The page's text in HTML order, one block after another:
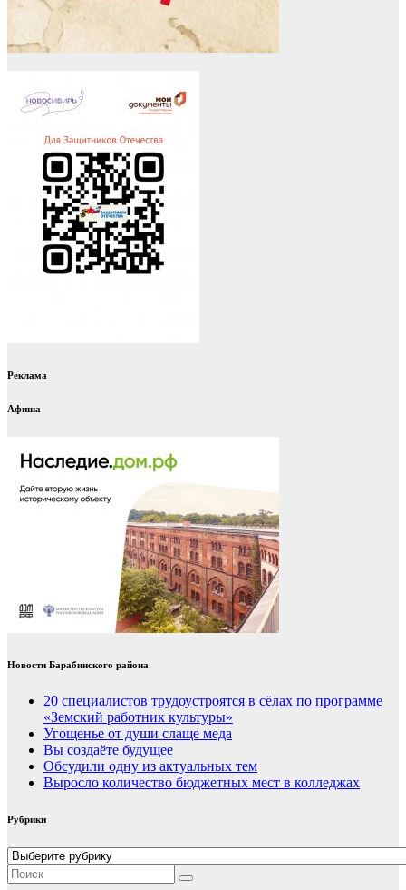
Реклама
Афиша
Новости Барабинского района
20 специалистов трудоустроятся в сёлах по программе
«Земский работник культуры»
Угощенье от души слаще меда
Вы создаёте будущее
Обсудили одну из актуальных тем
Выросло количество бюджетных мест в колледжах
Рубрики
Рубрики